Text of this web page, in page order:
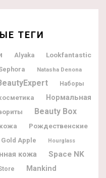
ТЕГИ
Alyaka
Lookfantastic
Natasha Denona
Наборы
Нормальная
Beauty Box
Рождественские
Gold Apple Hourglass
кожа Space NK
Mankind